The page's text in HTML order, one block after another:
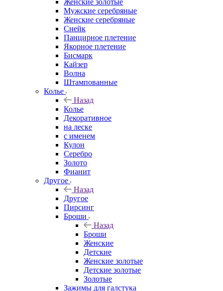
Женские золотые
Мужские серебряные
Женские серебряные
Снейк
Панцирное плетение
Якорное плетение
Бисмарк
Кайзер
Волна
Штампованные
Колье
Назад
Колье
Декоративное
на леске
с именем
Кулон
Серебро
Золото
Фианит
Другое
Назад
Другое
Пирсинг
Броши
Назад
Броши
Женские
Детские
Женские золотые
Детские золотые
Золотые
Зажимы для галстука